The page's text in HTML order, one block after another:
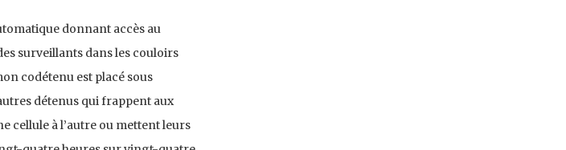
donnant accès au
surveillants dans les couloirs
codétenu est placé sous
détenus qui frappent aux
cellule à l’autre ou mettent leurs